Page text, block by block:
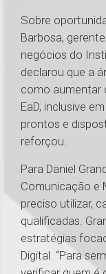
Sobre
Barbosa,
negócios do
declarou que a
como aumentar
EaD, inclusive
prontos e
reforçou.
Para Daniel
Comunicação e
preciso utilizar,
qualificadas.
estratégias
Digital. “Para